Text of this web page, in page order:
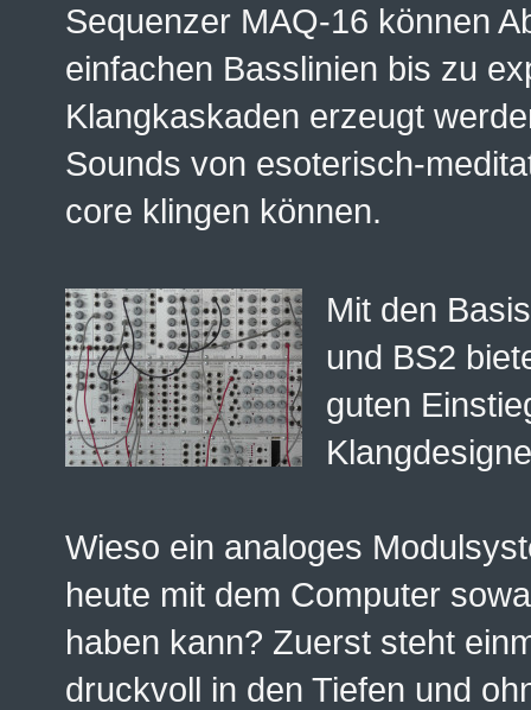
Sequenzer MAQ-16 können
einfachen Basslinien bis zu
Klangkaskaden erzeugt
Sounds von esoterisch-
core klingen können.
Mit den
und BS2
guten
Wieso ein analoges
heute mit dem Computer
haben kann? Zuerst steht
druckvoll in den Tiefen und